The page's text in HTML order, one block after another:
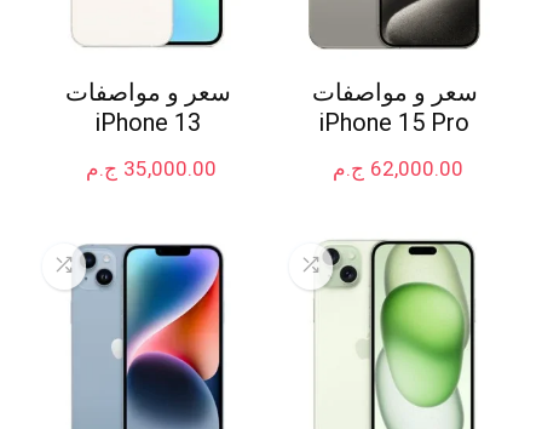
سعر و مواصفات
iPhone 15 Pro
ج.م 62,000.00
سعر و مواصفات
iPhone 13
ج.م 35,000.00